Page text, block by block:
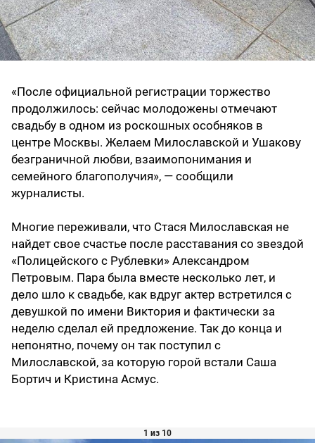
«После официальной регистрации торжество
продолжилось: сейчас молодожены отмечают
свадьбу в одном из роскошных особняков в
центре Москвы. Желаем Милославской и Ушакову
безграничной любви, взаимопонимания и
семейного благополучия», — сообщили
журналисты.
Многие переживали, что Стася Милославская не
найдет свое счастье после расставания со звездой
«Полицейского с Рублевки» Александром
Петровым. Пара была вместе несколько лет, и
дело шло к свадьбе, как вдруг актер встретился с
девушкой по имени Виктория и фактически за
неделю сделал ей предложение. Так до конца и
непонятно, почему он так поступил с
Милославской, за которую горой встали Саша
Бортич и Кристина Асмус.
1 из 10